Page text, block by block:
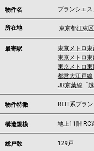
物件名 ブランシエ
所在地 東京都江東区
最寄駅 東京メトロ東
東京メトロ東
東京メトロ東
都営大江戸線
JR京葉線 「
物件特徴 REIT系ブラ
構造規模 地上11階 RC
総戸数 129戸